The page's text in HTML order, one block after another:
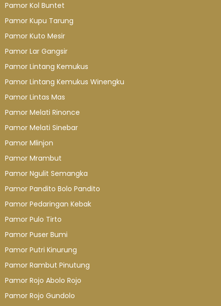
Pamor Kol Buntet
Pamor Kupu Tarung
Pamor Kuto Mesir
Pamor Lar Gangsir
Pamor Lintang Kemukus
Pamor Lintang Kemukus Winengku
Pamor Lintas Mas
Pamor Melati Rinonce
Pamor Melati Sinebar
Pamor Mlinjon
Pamor Mrambut
Pamor Ngulit Semangka
Pamor Pandito Bolo Pandito
Pamor Pedaringan Kebak
Pamor Pulo Tirto
Pamor Puser Bumi
Pamor Putri Kinurung
Pamor Rambut Pinutung
Pamor Rojo Abolo Rojo
Pamor Rojo Gundolo